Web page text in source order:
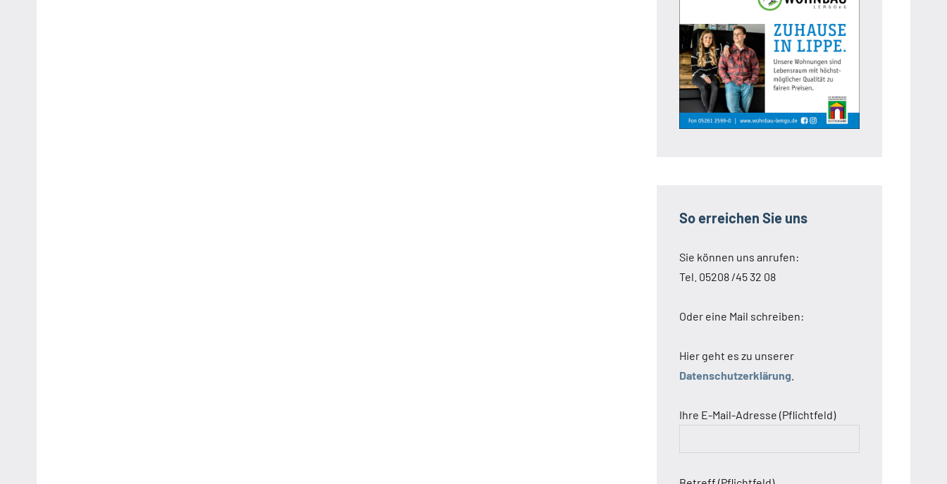
So erreichen Sie uns
Sie können uns anrufen:
Tel. 05208 /45 32 08
Oder eine Mail schreiben:
Hier geht es zu unserer
Datenschutzerklärung
Ihre E-Mail-Adresse (Pflichtfeld)